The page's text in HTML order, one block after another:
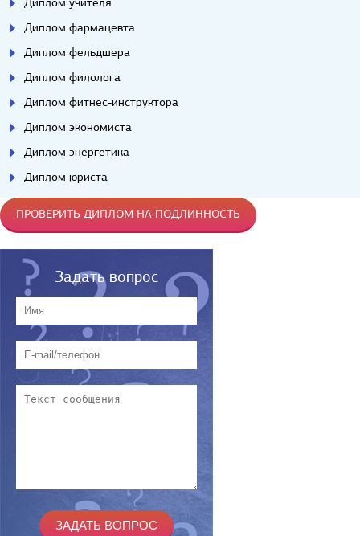
Диплом фармацевта
Диплом фельдшера
Диплом филолога
Диплом фитнес-инструктора
Диплом экономиста
Диплом энергетика
Диплом юриста
ПРОВЕРИТЬ ДИПЛОМ НА ПОДЛИННОСТЬ
Задать вопрос